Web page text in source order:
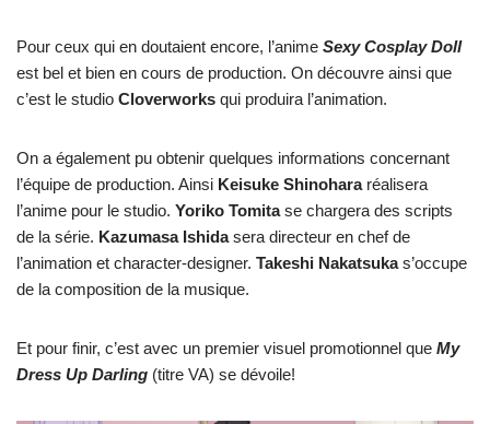
Pour ceux qui en doutaient encore, l’anime Sexy Cosplay Doll
est bel et bien en cours de production. On découvre ainsi que
c’est le studio Cloverworks qui produira l’animation.
On a également pu obtenir quelques informations concernant
l’équipe de production. Ainsi Keisuke Shinohararéalisera
l’anime pour le studio. Yoriko Tomitase chargera des scripts
de la série. Kazumasa Ishidasera directeur en chef de
l’animation et character-designer. Takeshi Nakatsukas’occupe
de la composition de la musique.
Et pour finir, c’est avec un premier visuel promotionnel que My
Dress Up Darling (titre VA) se dévoile!